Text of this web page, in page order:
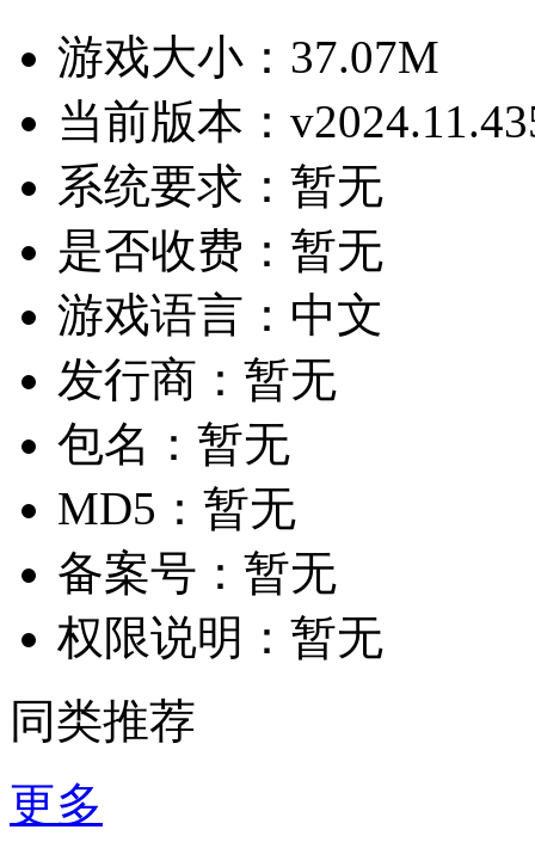
游戏大小： 37.07M
当前版本：
系统要求： 暂无
是否收费： 暂无
游戏语言： 中文
发行商： 暂无
包名： 暂无
MD5： 暂无
备案号： 暂无
权限说明： 暂无
同类推荐
更多